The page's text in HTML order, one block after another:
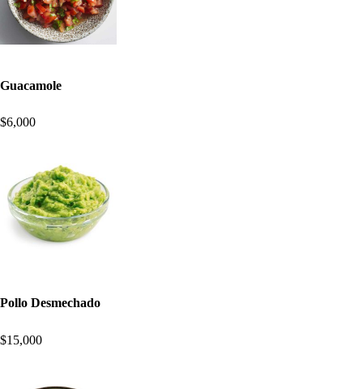
Guacamole
$6,000
Pollo Desmechado
$15,000